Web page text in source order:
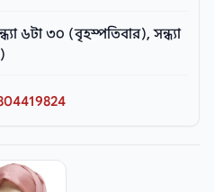
৬টা ৩০ (বৃহস্পতিবার), সন্ধ্যা